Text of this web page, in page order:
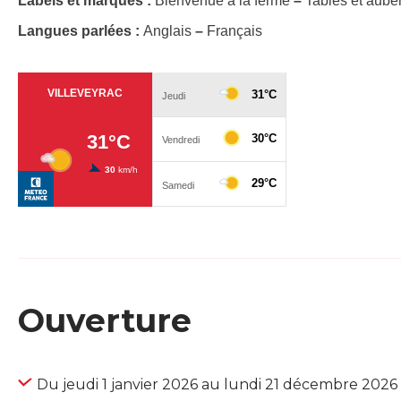
Langues parlées : Anglais – Français
Ouverture
Du jeudi 1 janvier 2026 au lundi 21 décembre 2026